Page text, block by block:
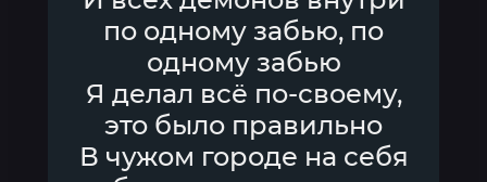
по одному забью, по
одному забью
Я делал всё по-своему,
это было правильно
В чужом городе на себя